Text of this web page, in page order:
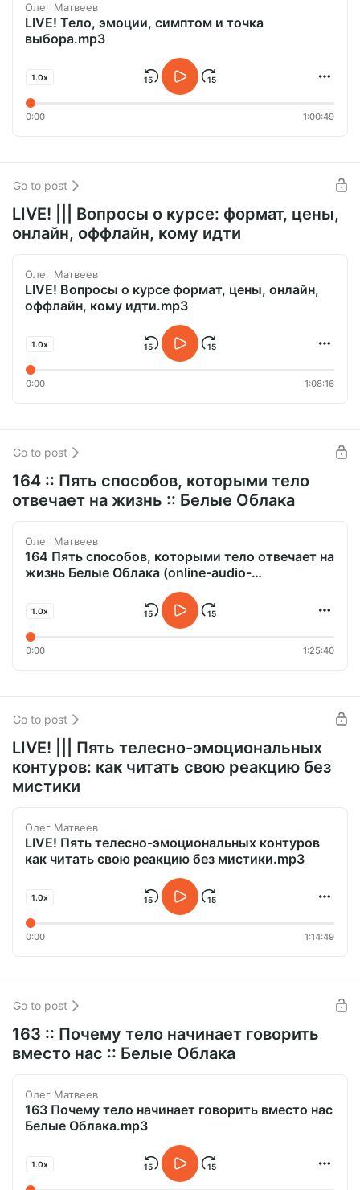
Олег Матвеев
LIVE! Тело, эмоции, симптом и точка
выбора.mp3
1.0x
0:00 1:00:49
Go to post
LIVE! ||| Вопросы о курсе: формат, цены,
онлайн, оффлайн, кому идти
Олег Матвеев
LIVE! Вопросы о курсе формат, цены, онлайн,
оффлайн, кому идти.mp3
1.0x
0:00 1:08:16
Go to post
164 :: Пять способов, которыми тело
отвечает на жизнь :: Белые Облака
Олег Матвеев
164 Пять способов, которыми тело отвечает на
жизнь Белые Облака (online-audio-
1.0x
0:00 1:25:40
Go to post
LIVE! ||| Пять телесно-эмоциональных
контуров: как читать свою реакцию без
мистики
Олег Матвеев
LIVE! Пять телесно-эмоциональных контуров
как читать свою реакцию без мистики.mp3
1.0x
0:00 1:14:49
Go to post
163 :: Почему тело начинает говорить
вместо нас :: Белые Облака
Олег Матвеев
163 Почему тело начинает говорить вместо нас
Белые Облака.mp3
1.0x